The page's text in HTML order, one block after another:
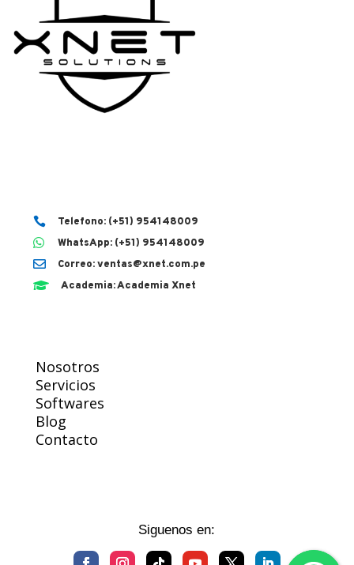

Telefono: (+51) 954148009

WhatsApp: (+51) 954148009

Correo: ventas@xnet.com.pe

Academia: Academia Xnet
Nosotros
Servicios
Softwares
Blog
Contacto
Siguenos en: